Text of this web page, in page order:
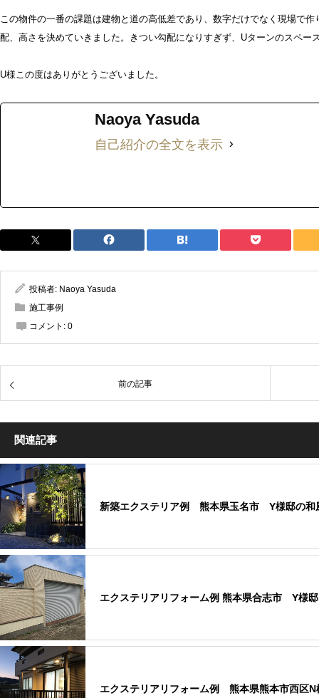
この物件の一番の課題は建物と道の高低差であり、数字だけでなく現場で
配、高さを決めていきました。きつい勾配になりすぎず、Uターンのスペー
U様この度はありがとうございました。
Naoya Yasuda
自己紹介の全文を表示
投稿者: Naoya Yasuda
施工事例
コメント: 0
前の記事
関連記事
新築エクステリア例 熊本県玉名市 Y様邸の
エクステリアリフォーム例 熊本県合志市 Y様
エクステリアリフォーム例 熊本県熊本市西区